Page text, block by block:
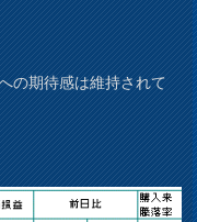
の期待感は維持されて